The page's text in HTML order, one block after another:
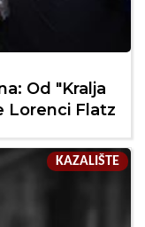
Od "Kralja
Lorenci Flatz
KAZALIŠTE